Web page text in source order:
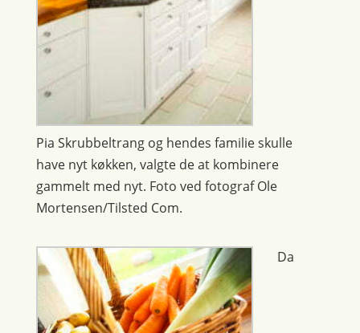
Pia Skrubbeltrang og hendes familie skulle
have nyt køkken, valgte de at kombinere
gammelt med nyt. Foto ved fotograf Ole
Mortensen/Tilsted Com.
Da